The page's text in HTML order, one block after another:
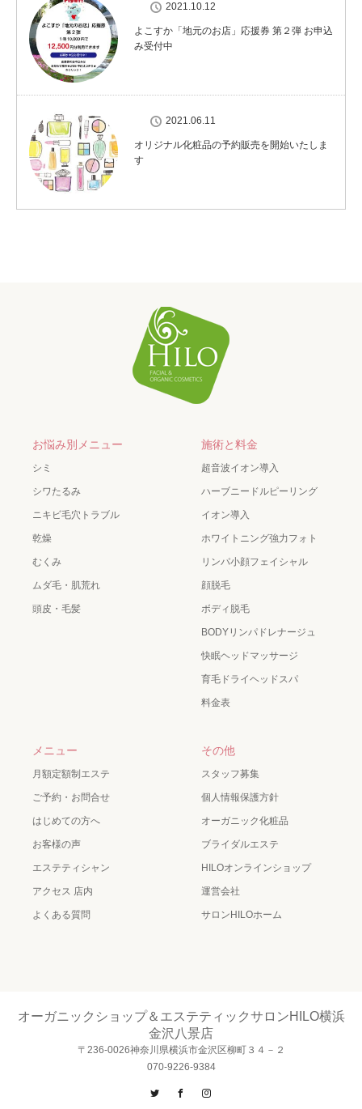
2021.10.12
よこすか「地元のお店」応援券 第２弾 お申込
み受付中
2021.06.11
オリジナル化粧品の予約販売を開始いたしま
す
お悩み別メニュー
シミ
シワたるみ
ニキビ毛穴トラブル
乾燥
むくみ
ムダ毛・肌荒れ
頭皮・毛髪
施術と料金
超音波イオン導入
ハーブニードルピーリング
イオン導入
ホワイトニング強力フォト
リンパ小顔フェイシャル
顔脱毛
ボディ脱毛
BODYリンパドレナージュ
快眠ヘッドマッサージ
育毛ドライヘッドスパ
料金表
メニュー
月額定額制エステ
ご予約・お問合せ
はじめての方へ
お客様の声
エステティシャン
アクセス 店内
よくある質問
その他
スタッフ募集
個人情報保護方針
オーガニック化粧品
ブライダルエステ
HILOオンラインショップ
運営会社
サロンHILOホーム
オーガニックショップ＆エステティックサロンHILO横浜
金沢八景店
〒236-0026神奈川県横浜市金沢区柳町３４－２
070-9226-9384
Twitter
Facebook